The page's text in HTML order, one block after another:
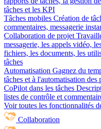
tâches et les KPI
Tâches mobiles Création de
commentaires, messagerie
Collaboration de projet
messagerie, les appels vidéo,
fichiers, les documents, les
tâches
Automatisation Gagnez du
tâches et à l'automatisation des
CoPilot dans les tâches
listes de contrôle et
Voir toutes les fonctionnalités
Collaboration